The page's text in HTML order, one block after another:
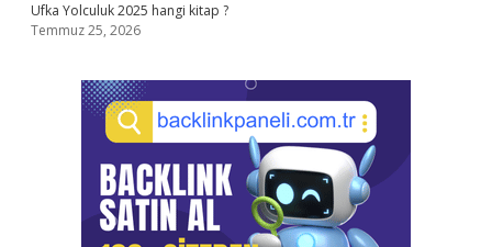
Ufka Yolculuk 2025 hangi kitap ?
Temmuz 25, 2026